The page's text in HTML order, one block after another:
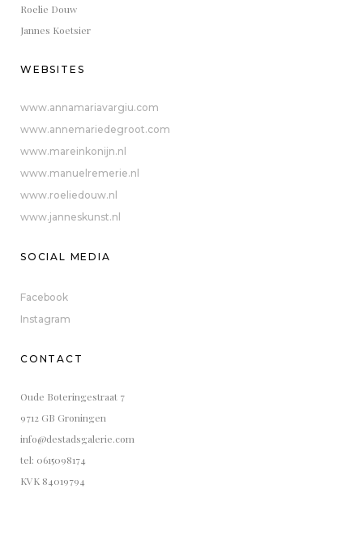
Roelie Douw
Jannes Koetsier
WEBSITES
www.annamariavargiu.com
www.annemariedegroot.com
www.mareinkonijn.nl
www.manuelremerie.nl
www.roeliedouw.nl
www.janneskunst.nl
SOCIAL MEDIA
Facebook
Instagram
CONTACT
Oude Boteringestraat 7
9712 GB Groningen
info@destadsgalerie.com
tel: 0615098174
KVK 84019794